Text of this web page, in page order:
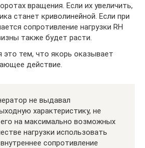
вращения. Если их увеличить,
станет криволинейной. Если при
сопротивление нагрузки RH
также будет расти.
это тем, что якорь оказывает
действие.
не выдавал
характеристику, не
на максимально возможных
нагрузки использовать
сопротивление